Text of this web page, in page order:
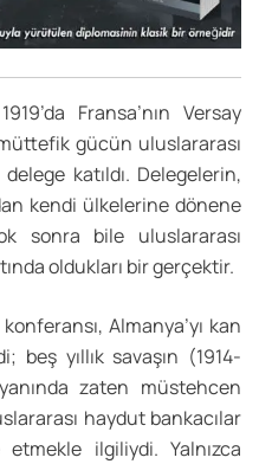
Fransa’nın Versay
gücün uluslararası
katıldı. Delegelerin,
kendi ülkelerine dönene
sonra bile uluslararası
oldukları bir gerçektir.
Almanya’yı kan
beş yıllık savaşın (1914-
zaten müstehcen
haydut bankacılar
ilgiliydi. Yalnızca